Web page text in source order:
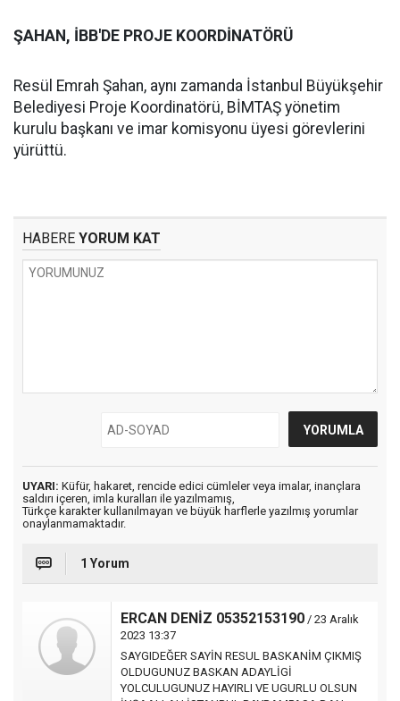
ŞAHAN, İBB'DE PROJE KOORDİNATÖRÜ
Resül Emrah Şahan, aynı zamanda İstanbul Büyükşehir
Belediyesi Proje Koordinatörü, BİMTAŞ yönetim
kurulu başkanı ve imar komisyonu üyesi görevlerini
yürüttü.
HABERE YORUM KAT
UYARI: Küfür, hakaret, rencide edici cümleler veya imalar, inançlara
saldırı içeren, imla kuralları ile yazılmamış,
Türkçe karakter kullanılmayan ve büyük harflerle yazılmış yorumlar
onaylanmamaktadır.
1 Yorum
ERCAN DENİZ 05352153190 / 23 Aralık
2023 13:37
SAYGIDEĞER SAYİN RESUL BASKANİM ÇIKMIŞ
OLDUGUNUZ BASKAN ADAYLİGİ
YOLCULUGUNUZ HAYIRLI VE UGURLU OLSUN